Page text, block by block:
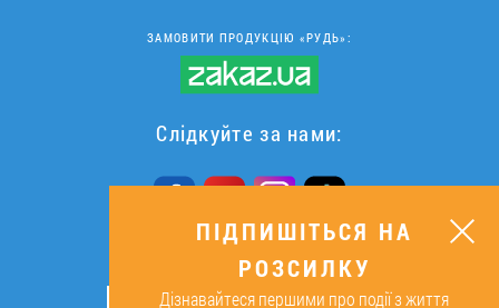
ЗАМОВИТИ ПРОДУКЦІЮ «РУДЬ»:
Слідкуйте за нами:
ПІДПИШІТЬСЯ НА РОЗСИЛКУ
ПІДПИШІТЬСЯ НА
РОЗСИЛКУ
Дізнавайтеся першими про події з життя